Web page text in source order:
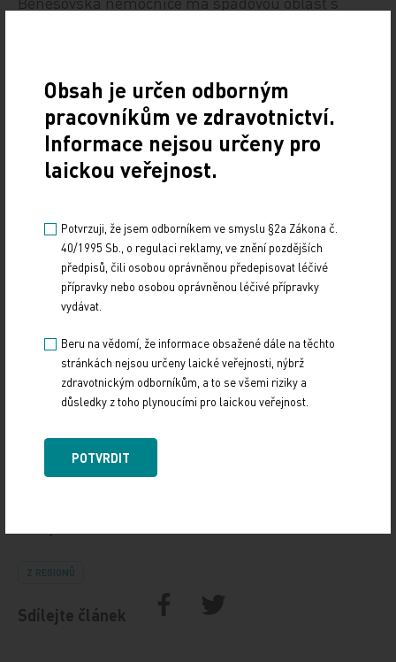
z Benešovska, Voticka, Vlašimska, Sedlčanska,
Sázavy a okolí, Prahy-východ a Prahy-západ a
Táborska. Nemocnice získala ocenění Czech
Stability Award od poradenské společnosti Bisnode
a patří podle hodnotitelů mezi 2,5 procenta velmi
Středočeském kraji pyšní také kolínská
nemocnice.
Z REGIONŮ
Sdílejte článek
Obsah je určen odborným
pracovníkům ve zdravotnictví.
Informace nejsou určeny pro
laickou veřejnost.
Potvrzuji, že jsem odborníkem ve smyslu §2a Zákona č.
40/1995 Sb., o regulaci reklamy, ve znění pozdějších
předpisů, čili osobou oprávněnou předepisovat léčivé
přípravky nebo osobou oprávněnou léčivé přípravky
vydávat.
Beru na vědomí, že informace obsažené dále na těchto
stránkách nejsou určeny laické veřejnosti, nýbrž
zdravotnickým odborníkům, a to se všemi riziky a
důsledky z toho plynoucími pro laickou veřejnost.
POTVRDIT